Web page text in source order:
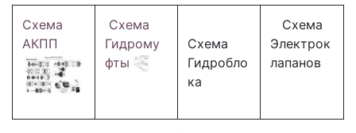
Схема
АКПП
Схема
Гидрому
фты
Схема
Гидробло
ка
Схема
Электрок
лапанов